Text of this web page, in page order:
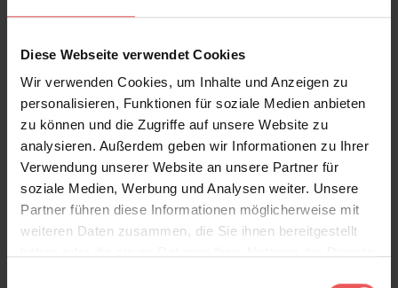
Diese Webseite verwendet Cookies
Wir verwenden Cookies, um Inhalte und Anzeigen zu
personalisieren, Funktionen für soziale Medien anbieten
zu können und die Zugriffe auf unsere Website zu
analysieren. Außerdem geben wir Informationen zu Ihrer
Verwendung unserer Website an unsere Partner für
soziale Medien, Werbung und Analysen weiter. Unsere
Partner führen diese Informationen möglicherweise mit
weiteren Daten zusammen, die Sie ihnen bereitgestellt
Rose Dress, pink
240,50 €